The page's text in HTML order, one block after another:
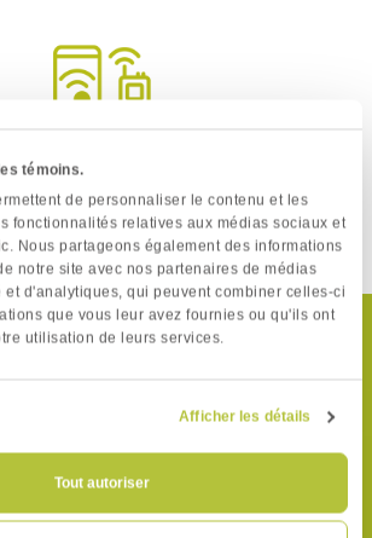
témoins.
de personnaliser le contenu et les
fonctionnalités relatives aux médias sociaux et
Nous partageons également des informations
notre site avec nos partenaires de médias
d'analytiques, qui peuvent combiner celles-ci
que vous leur avez fournies ou qu'ils ont
utilisation de leurs services.
Afficher les détails
Tout autoriser
téléavertisseurs
conditions s'appliquent.
à recycler vous est offerte
une palette ou plus*, et ce,